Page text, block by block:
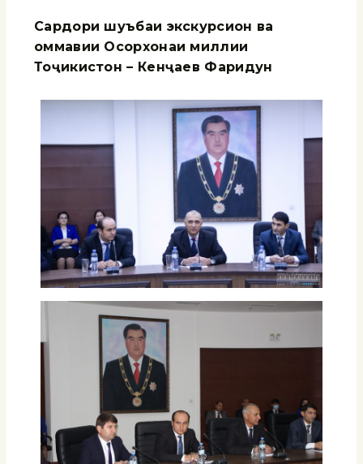
Сардори шуъбаи экскурсион ва
оммавии Осорхонаи миллии
Тоҷикистон – Кенҷаев Фаридун